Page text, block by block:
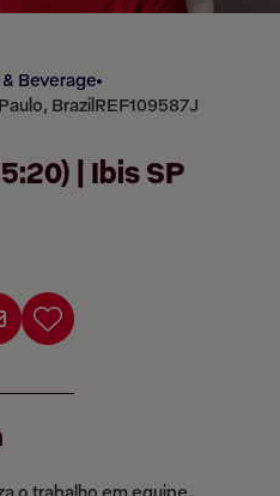
Beverage
Brazil REF109587J
| Ibis SP